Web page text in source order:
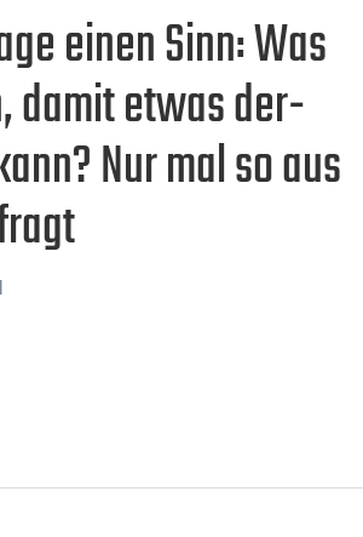
einen Sinn: Was
damit etwas der-
Nur mal so aus